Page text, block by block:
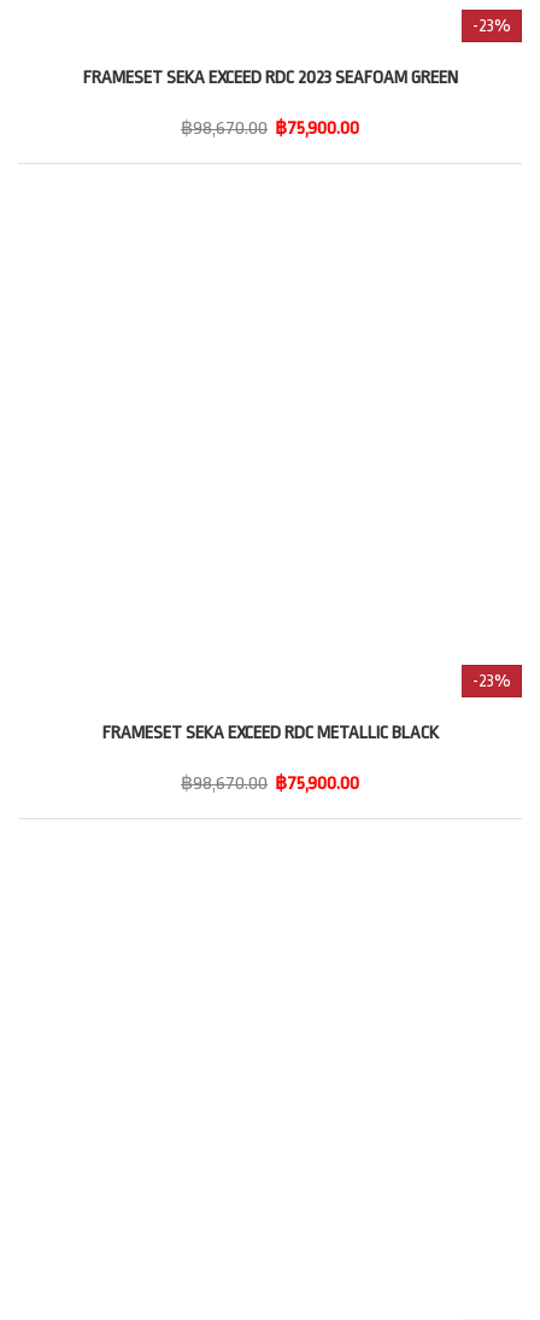
-23%
FRAMESET SEKA EXCEED RDC 2023 SEAFOAM GREEN
฿98,670.00 ฿75,900.00
-23%
FRAMESET SEKA EXCEED RDC METALLIC BLACK
฿98,670.00 ฿75,900.00